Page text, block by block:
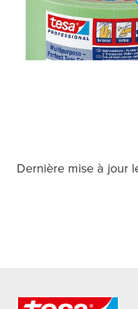
Dernière mise à jour